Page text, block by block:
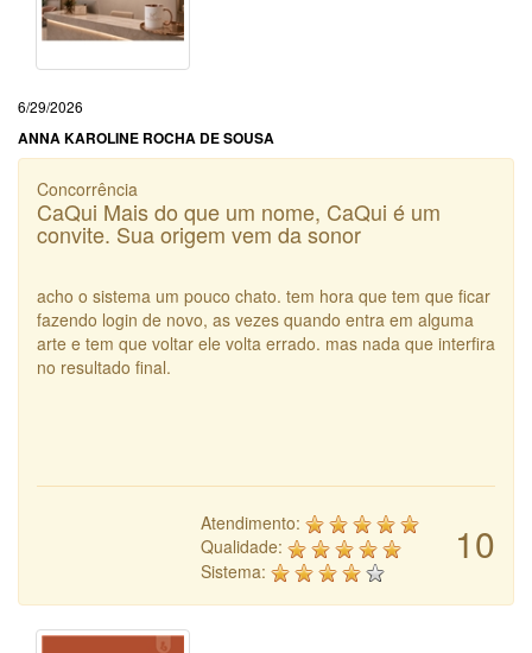
6/29/2026
ANNA KAROLINE ROCHA DE SOUSA
Concorrência
CaQui Mais do que um nome, CaQui é um
convite. Sua origem vem da sonor
acho o sistema um pouco chato. tem hora que tem que ficar
fazendo login de novo, as vezes quando entra em alguma
arte e tem que voltar ele volta errado. mas nada que interfira
no resultado final.
10
Atendimento:
Qualidade:
Sistema: